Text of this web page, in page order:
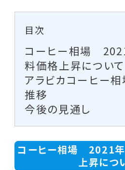
目次
コーヒー相場
料価格上昇について
アラビカコーヒー相
推移
今後の見通し
コーヒー相場 2021
上昇につ